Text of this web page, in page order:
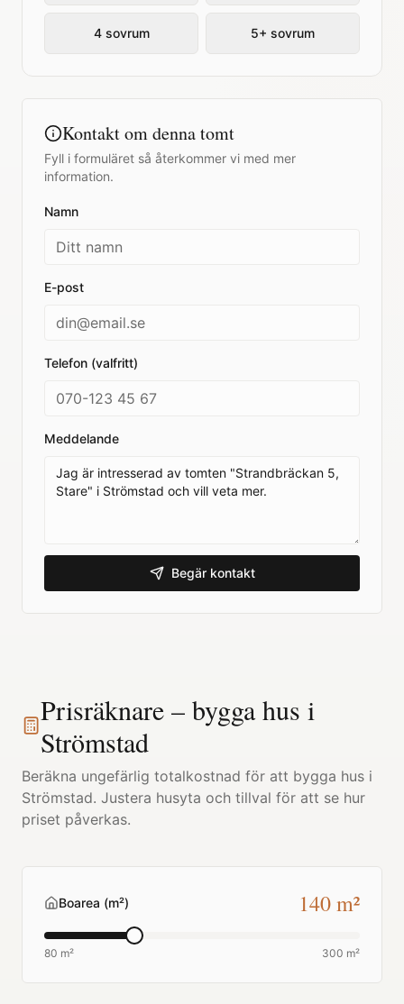
4 sovrum 5+ sovrum
Kontakt om denna tomt
Fyll i formuläret så återkommer vi med mer
information.
Namn
E-post
Telefon (valfritt)
Meddelande
Begär kontakt
Prisräknare – bygga hus i
Strömstad
Beräkna ungefärlig totalkostnad för att bygga hus i
Strömstad. Justera husyta och tillval för att se hur
priset påverkas.
Boarea (m²) 140m²
80 m² 300 m²